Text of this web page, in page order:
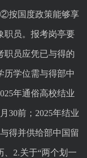
②按国度政策能够享
职员。报考岗亭要
职员应凭已与得的
历学位需与得部中
年通俗高校结业
30前；2025年结业
得并供给部中国留
2.关于“两个划一